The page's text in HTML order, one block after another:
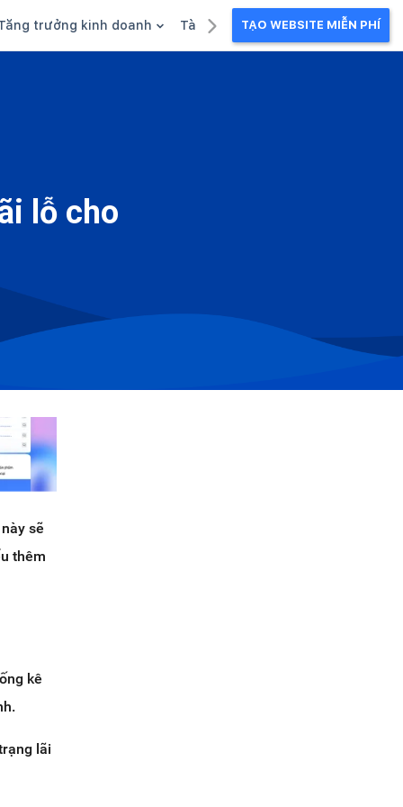
trưởng kinh doanh Tài liệu kinh doanhTẠO WEBSITE MIỄN PHÍ
lỗ cho
sẽ
thêm
kê
lãi